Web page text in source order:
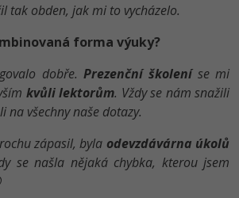
tak obden, jak mi to vycházelo.
forma výuky?
dobře. Prezenční školeníse mi
kvůli lektorům. Vždy se nám snažili
všechny naše dotazy.
zápasil, byla odevzdávárna úkolů
se našla nějaká chybka, kterou jsem